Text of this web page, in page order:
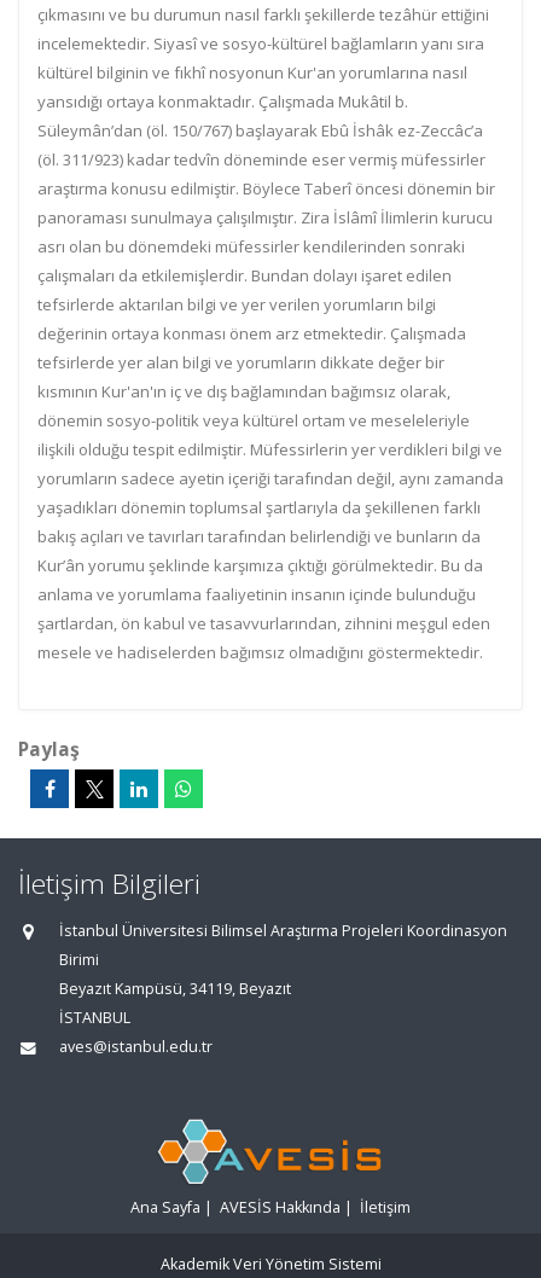
çıkmasını ve bu durumun nasıl farklı şekillerde tezâhür ettiğini
incelemektedir. Siyasî ve sosyo-kültürel bağlamların yanı sıra
kültürel bilginin ve fıkhî nosyonun Kur'an yorumlarına nasıl
yansıdığı ortaya konmaktadır. Çalışmada Mukâtil b.
Süleymân’dan (öl. 150/767) başlayarak Ebû İshâk ez-Zeccâc’a
(öl. 311/923) kadar tedvîn döneminde eser vermiş müfessirler
araştırma konusu edilmiştir. Böylece Taberî öncesi dönemin bir
panoraması sunulmaya çalışılmıştır. Zira İslâmî İlimlerin kurucu
asrı olan bu dönemdeki müfessirler kendilerinden sonraki
çalışmaları da etkilemişlerdir. Bundan dolayı işaret edilen
tefsirlerde aktarılan bilgi ve yer verilen yorumların bilgi
değerinin ortaya konması önem arz etmektedir. Çalışmada
tefsirlerde yer alan bilgi ve yorumların dikkate değer bir
kısmının Kur'an'ın iç ve dış bağlamından bağımsız olarak,
dönemin sosyo-politik veya kültürel ortam ve meseleleriyle
ilişkili olduğu tespit edilmiştir. Müfessirlerin yer verdikleri bilgi ve
yorumların sadece ayetin içeriği tarafından değil, aynı zamanda
yaşadıkları dönemin toplumsal şartlarıyla da şekillenen farklı
bakış açıları ve tavırları tarafından belirlendiği ve bunların da
Kur’ân yorumu şeklinde karşımıza çıktığı görülmektedir. Bu da
anlama ve yorumlama faaliyetinin insanın içinde bulunduğu
şartlardan, ön kabul ve tasavvurlarından, zihnini meşgul eden
mesele ve hadiselerden bağımsız olmadığını göstermektedir.
Paylaş
İletişim Bilgileri
İstanbul Üniversitesi Bilimsel Araştırma Projeleri Koordinasyon
Birimi
Beyazıt Kampüsü, 34119, Beyazıt
İSTANBUL
aves@istanbul.edu.tr
Ana Sayfa | AVESİS Hakkında | İletişim
Akademik Veri Yönetim Sistemi